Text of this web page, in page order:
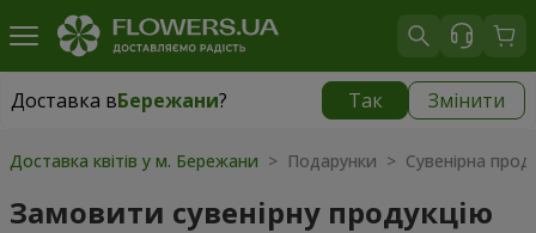
Доставка вБережани? Так Змінити
Доставка вБережани|
Доставка квітів у м. Бережани > Подарунки > Сувенірна
Замовити сувенірну продукцію